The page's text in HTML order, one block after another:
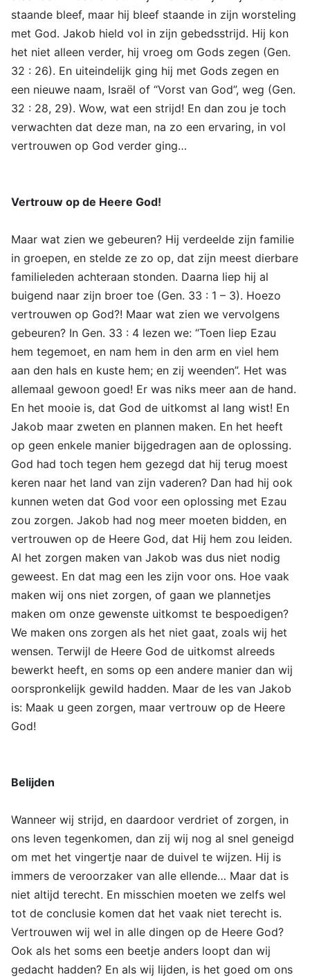
staande bleef, maar hij bleef staande in zijn worsteling
met God. Jakob hield vol in zijn gebedsstrijd. Hij kon
het niet alleen verder, hij vroeg om Gods zegen (Gen.
32 : 26). En uiteindelijk ging hij met Gods zegen en
een nieuwe naam, Israël of “Vorst van God”, weg (Gen.
32 : 28, 29). Wow, wat een strijd! En dan zou je toch
verwachten dat deze man, na zo een ervaring, in vol
vertrouwen op God verder ging…
Vertrouw op de Heere God!
Maar wat zien we gebeuren? Hij verdeelde zijn familie
in groepen, en stelde ze zo op, dat zijn meest dierbare
familieleden achteraan stonden. Daarna liep hij al
buigend naar zijn broer toe (Gen. 33 : 1 – 3). Hoezo
vertrouwen op God?! Maar wat zien we vervolgens
gebeuren? In Gen. 33 : 4 lezen we: “Toen liep Ezau
hem tegemoet, en nam hem in den arm en viel hem
aan den hals en kuste hem; en zij weenden”. Het was
allemaal gewoon goed! Er was niks meer aan de hand.
En het mooie is, dat God de uitkomst al lang wist! En
Jakob maar zweten en plannen maken. En het heeft
op geen enkele manier bijgedragen aan de oplossing.
God had toch tegen hem gezegd dat hij terug moest
keren naar het land van zijn vaderen? Dan had hij ook
kunnen weten dat God voor een oplossing met Ezau
zou zorgen. Jakob had nog meer moeten bidden, en
vertrouwen op de Heere God, dat Hij hem zou leiden.
Al het zorgen maken van Jakob was dus niet nodig
geweest. En dat mag een les zijn voor ons. Hoe vaak
maken wij ons niet zorgen, of gaan we plannetjes
maken om onze gewenste uitkomst te bespoedigen?
We maken ons zorgen als het niet gaat, zoals wij het
wensen. Terwijl de Heere God de uitkomst alreeds
bewerkt heeft, en soms op een andere manier dan wij
oorspronkelijk gewild hadden. Maar de les van Jakob
is: Maak u geen zorgen, maar vertrouw op de Heere
God!
Belijden
Wanneer wij strijd, en daardoor verdriet of zorgen, in
ons leven tegenkomen, dan zij wij nog al snel geneigd
om met het vingertje naar de duivel te wijzen. Hij is
immers de veroorzaker van alle ellende… Maar dat is
niet altijd terecht. En misschien moeten we zelfs wel
tot de conclusie komen dat het vaak niet terecht is.
Vertrouwen wij wel in alle dingen op de Heere God?
Ook als het soms een beetje anders loopt dan wij
gedacht hadden? En als wij lijden, is het goed om ons